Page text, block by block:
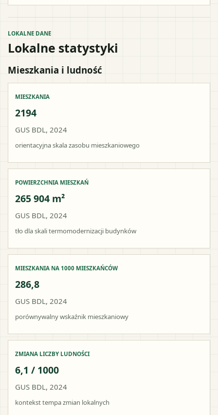
LOKALNE DANE
Lokalne statystyki
Mieszkania i ludność
MIESZKANIA
2194
GUS BDL, 2024
orientacyjna skala zasobu mieszkaniowego
POWIERZCHNIA MIESZKAŃ
265 904 m²
GUS BDL, 2024
tło dla skali termomodernizacji budynków
MIESZKANIA NA 1000 MIESZKAŃCÓW
286,8
GUS BDL, 2024
porównywalny wskaźnik mieszkaniowy
ZMIANA LICZBY LUDNOŚCI
6,1 / 1000
GUS BDL, 2024
kontekst tempa zmian lokalnych